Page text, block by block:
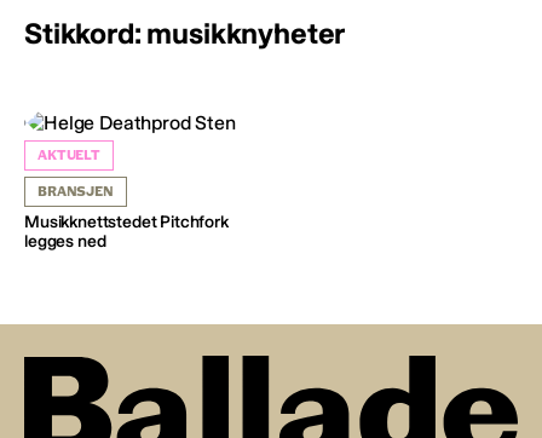
Stikkord: musikknyheter
AKTUELT
BRANSJEN
Musikknettstedet Pitchfork
legges ned